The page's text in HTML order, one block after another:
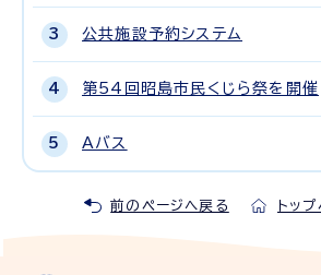
公共施設予約システム
第54回昭島市民くじら祭を開催
Aバス
前のページへ戻る トッ